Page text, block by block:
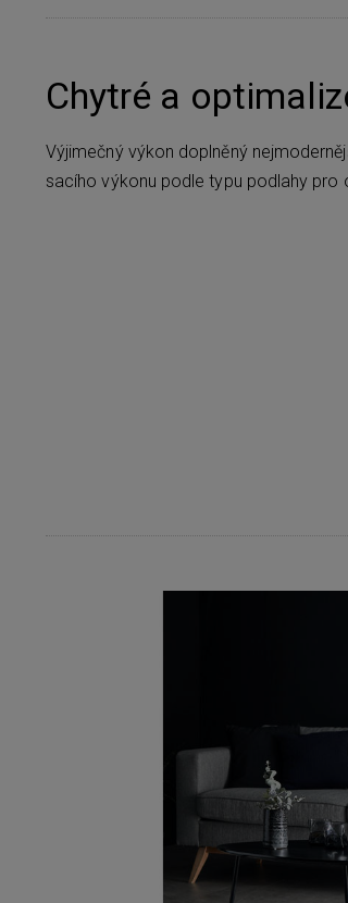
Chytré a
Výjimečný výkon doplněný
sacího výkonu podle typu podlahy pro